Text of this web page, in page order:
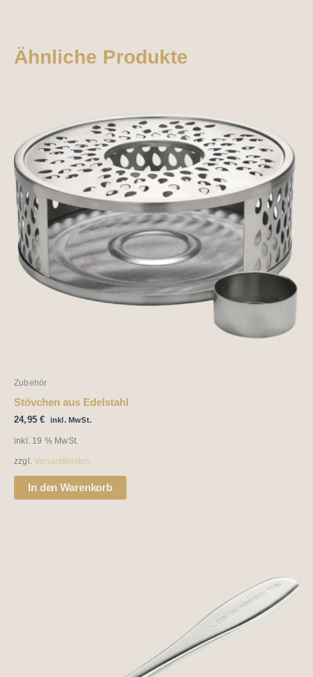
Ähnliche Produkte
Zubehör
Stövchen aus Edelstahl
24,95€ inkl. MwSt.
inkl. 19 % MwSt.
zzgl.Versandkosten
In den Warenkorb